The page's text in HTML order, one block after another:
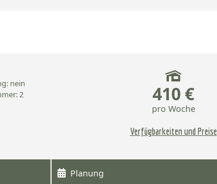
nein
2
410 €
pro Woche
Verfügbarkeiten und Preise
Planung